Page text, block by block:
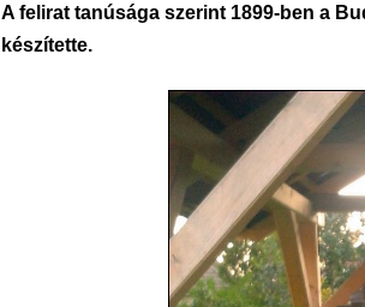
A felirat tanúsága szerint 1899-ben a
készítette.